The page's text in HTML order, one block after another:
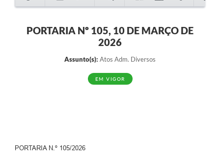
Ouvidoria
Projetos
PORTARIA Nº 105, 10 DE MARÇO DE
2026
Assunto(s): Atos Adm. Diversos
EM VIGOR
PORTARIA N.º 105/2026